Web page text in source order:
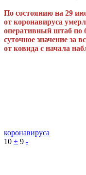
По состоянию на 29
от коронавируса
оперативный штаб по
суточное значение за
от ковида с начала
коронавируса
10 + 9 -